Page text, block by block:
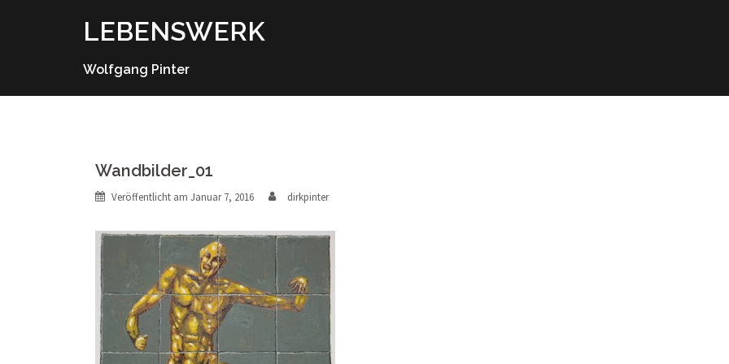
LEBENSWERK
Wolfgang Pinter
Wandbilder_01
Veröffentlicht am Januar 7, 2016 dirkpinter